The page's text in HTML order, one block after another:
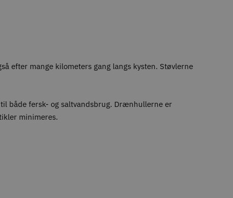
efter mange kilometers gang langs kysten. Støvlerne
både fersk- og saltvandsbrug. Drænhullerne er
minimeres.